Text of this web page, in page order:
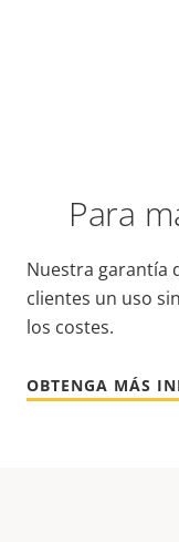
Para
Nuestra garantía
clientes un uso
los costes.